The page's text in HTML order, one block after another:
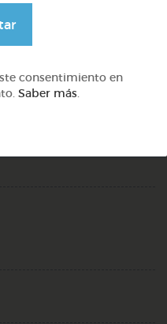
DOCS (3)
consentimiento en
Saber más.